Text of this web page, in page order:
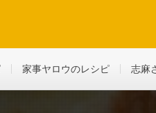
家事ヤロウのレシピ 志麻